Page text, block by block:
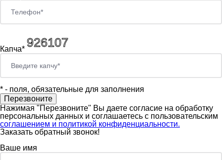
Капча*
* - поля, обязательные для заполнения
Нажимая "Перезвоните" Вы даете согласие на обработку
персональных данных и соглашаетесь c пользовательским
соглашением и политикой конфиденциальности.
Заказать обратный звонок!
Ваше имя